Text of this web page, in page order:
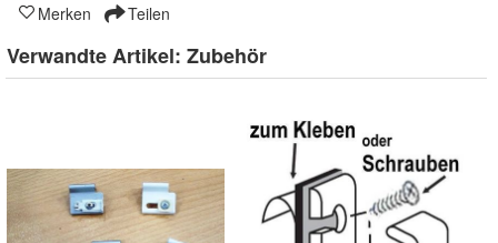
Merken Teilen
Verwandte Artikel: Zubehör